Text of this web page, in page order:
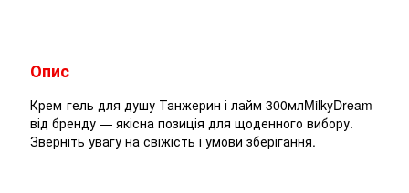
Опис
Крем-гель для душу Танжерин і лайм 300млMilkyDream
від бренду — якісна позиція для щоденного вибору.
Зверніть увагу на свіжість і умови зберігання.